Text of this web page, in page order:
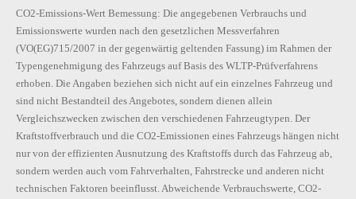
CO2-Emissions-Wert Bemessung: Die angegebenen Verbrauchs und
Emissionswerte wurden nach den gesetzlichen Messverfahren
(VO(EG)715/2007 in der gegenwärtig geltenden Fassung) im Rahmen der
Typengenehmigung des Fahrzeugs auf Basis des WLTP-Prüfverfahrens
erhoben. Die Angaben beziehen sich nicht auf ein einzelnes Fahrzeug und
sind nicht Bestandteil des Angebotes, sondern dienen allein
Vergleichszwecken zwischen den verschiedenen Fahrzeugtypen. Der
Kraftstoffverbrauch und die CO2-Emissionen eines Fahrzeugs hängen nicht
nur von der effizienten Ausnutzung des Kraftstoffs durch das Fahrzeug ab,
sondern werden auch vom Fahrverhalten, Fahrstrecke und anderen nicht
technischen Faktoren beeinflusst. Abweichende Verbrauchswerte, CO2-